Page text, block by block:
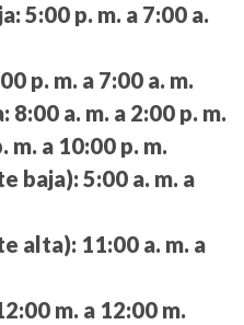
5:00 p. m. a 7:00 a.
p. m. a 7:00 a. m.
8:00 a. m. a 2:00 p. m.
m. a 10:00 p. m.
baja): 5:00 a. m. a
alta): 11:00 a. m. a
m. a 12:00 m.